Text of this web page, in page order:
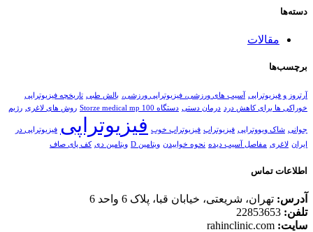
دسته‌ها
مقالات
برچسب‌ها
آرتروز و فیزیوتراپی آسیب های ورزشی، فیزیوتراپی ورزشی، بالش طبی تاریخچه فیزیوتراپی
خوراکی ها برای کاهش درد درمان دستی دستگاه Storze medical mp 100 روش های لاغری رژیم
جوانی شاک ویووتراپی فیزیوتراپ فیزیوتراپ خوب فیزیوتراپی فیزیوتراپی در
ایران لاغری مفاصل آسیب دیده نحوه خوابیدن ویتامین D ویتامین دی کف پای صاف
اطلاعات تماس
آدرس: تهران، شریعتی، خیابان قبا، پلاک 6 واحد 6
تلفن:
سایت: